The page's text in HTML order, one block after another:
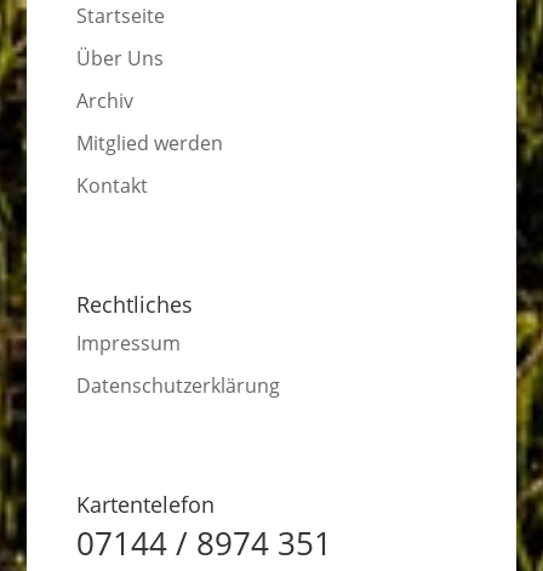
Startseite
Über Uns
Archiv
Mitglied werden
Kontakt
Rechtliches
Impressum
Datenschutzerklärung
Kartentelefon
07144 / 8974 351